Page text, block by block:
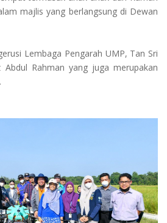
majlis yang berlangsung di Dewan
Lembaga Pengarah UMP, Tan Sri
Abdul Rahman yang juga merupakan